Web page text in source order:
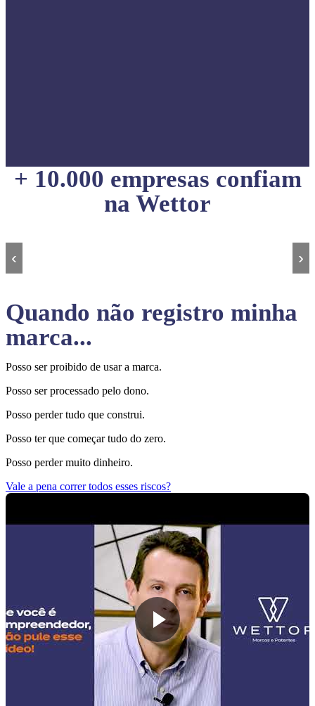
+ 10.000 empresas confiam
na Wettor
‹ ›
Quando não registro minha
marca...
Posso ser proibido de usar a marca.
Posso ser processado pelo dono.
Posso perder tudo que construi.
Posso ter que começar tudo do zero.
Posso perder muito dinheiro.
Vale a pena correr todos esses riscos?